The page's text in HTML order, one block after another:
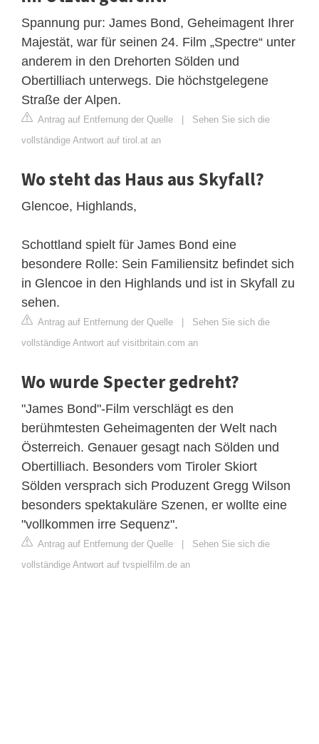
Spannung pur: James Bond, Geheimagent Ihrer
Majestät, war für seinen 24. Film „Spectre“ unter
anderem in den Drehorten Sölden und
Obertilliach unterwegs. Die höchstgelegene
Straße der Alpen.
Antrag auf Entfernung der Quelle | Sehen Sie sich die
vollständige Antwort auf tirol.at an
Wo steht das Haus aus Skyfall?
Glencoe, Highlands,
Schottland spielt für James Bond eine
besondere Rolle: Sein Familiensitz befindet sich
in Glencoe in den Highlands und ist in Skyfall zu
sehen.
Antrag auf Entfernung der Quelle | Sehen Sie sich die
vollständige Antwort auf visitbritain.com an
Wo wurde Specter gedreht?
"James Bond"-Film verschlägt es den
berühmtesten Geheimagenten der Welt nach
Österreich. Genauer gesagt nach Sölden und
Obertilliach. Besonders vom Tiroler Skiort
Sölden versprach sich Produzent Gregg Wilson
besonders spektakuläre Szenen, er wollte eine
"vollkommen irre Sequenz".
Antrag auf Entfernung der Quelle | Sehen Sie sich die
vollständige Antwort auf tvspielfilm.de an